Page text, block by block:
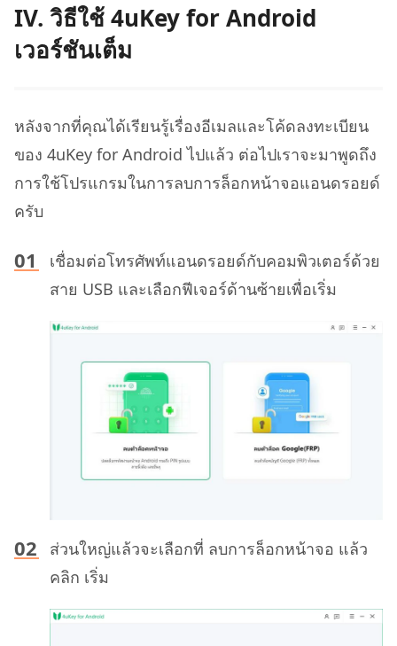
IV. วิธีใช้ 4uKey for Android
เวอร์ชันเต็ม
หลังจากที่คุณได้เรียนรู้เรื่องอีเมลและโค้ดลงทะเบียน
ของ 4uKey for Android ไปแล้ว ต่อไปเราจะมาพูดถึง
การใช้โปรแกรมในการลบการล็อกหน้าจอแอนดรอยด์
ครับ
เชื่อมต่อโทรศัพท์แอนดรอยด์กับคอมพิวเตอร์ด้วย
สาย USB และเลือกฟีเจอร์ด้านซ้ายเพื่อเริ่ม
ส่วนใหญ่แล้วจะเลือกที่ ลบการล็อกหน้าจอ แล้ว
คลิก เริ่ม